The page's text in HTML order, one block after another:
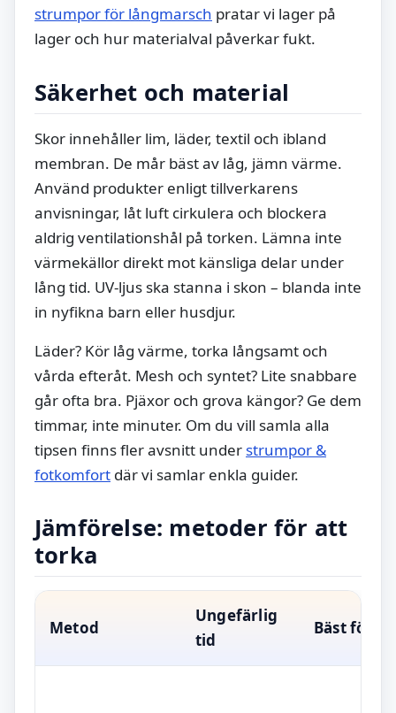
strumpor för långmarsch pratar vi lager på
lager och hur materialval påverkar fukt.
Säkerhet och material
Skor innehåller lim, läder, textil och ibland
membran. De mår bäst av låg, jämn värme.
Använd produkter enligt tillverkarens
anvisningar, låt luft cirkulera och blockera
aldrig ventilationshål på torken. Lämna inte
värmekällor direkt mot känsliga delar under
lång tid. UV-ljus ska stanna i skon – blanda inte
in nyfikna barn eller husdjur.
Läder? Kör låg värme, torka långsamt och
vårda efteråt. Mesh och syntet? Lite snabbare
går ofta bra. Pjäxor och grova kängor? Ge dem
timmar, inte minuter. Om du vill samla alla
tipsen finns fler avsnitt under strumpor &
fotkomfort där vi samlar enkla guider.
Jämförelse: metoder för att
torka
Metod
Ungefärlig
tid
Bäst för